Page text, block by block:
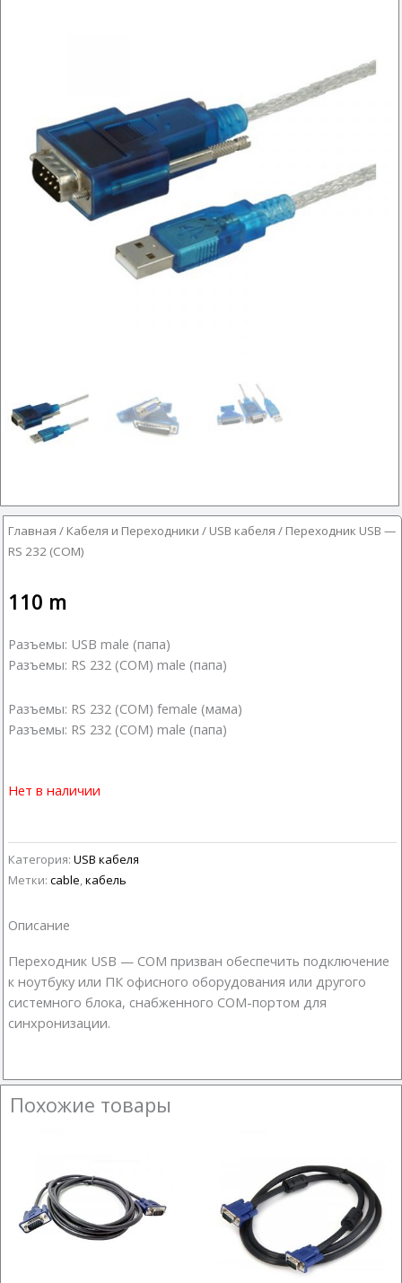
Главная / Кабеля и Переходники / USB кабеля / Переходник USB —
RS 232 (COM)
110 m
Разъемы: USB male (папа)
Разъемы: RS 232 (COM) male (папа)
Разъемы: RS 232 (COM) female (мама)
Разъемы: RS 232 (COM) male (папа)
Нет в наличии
Категория: USB кабеля
Метки: cable кабель
Описание
Переходник USB — COM призван обеспечить подключение
к ноутбуку или ПК офисного оборудования или другого
системного блока, снабженного COM-портом для
синхронизации.
Похожие товары